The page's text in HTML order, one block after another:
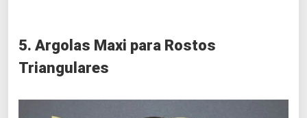
5. Argolas Maxi para Rostos
Triangulares